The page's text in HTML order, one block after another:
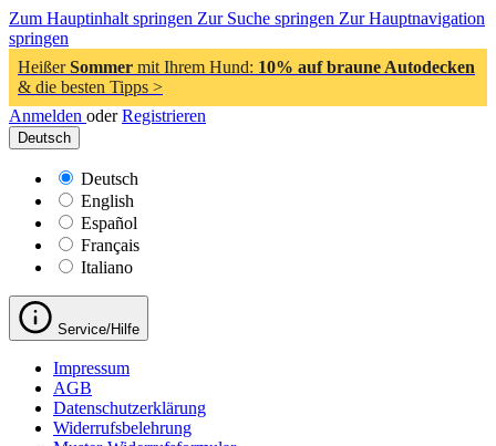
Zum Hauptinhalt springen Zur Suche springen Zur Hauptnavigation
springen
HeißerSommer mit Ihrem Hund: 10% auf braune Autodecken
& die besten Tipps >
Anmelden oder Registrieren
Deutsch
Deutsch
English
Español
Français
Italiano
Service/Hilfe
Impressum
AGB
Datenschutzerklärung
Widerrufsbelehrung